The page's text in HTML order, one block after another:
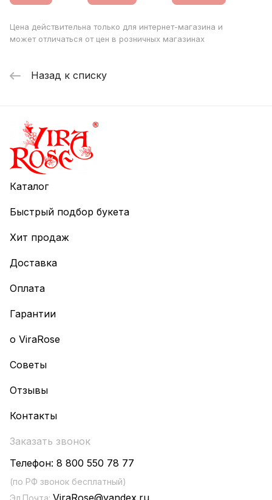
Цена действительна только для интернет-магазина и
может отличаться от цен в розничных магазинах
Назад к списку
Каталог
Быстрый подбор букета
Хит продаж
Доставка
Оплата
Гарантии
о ViraRose
Советы
Отзывы
Контакты
Заказать звонок
Телефон: 8 800 550 78 77
(по РФ звонок бесплатный)
Эл.Почта: